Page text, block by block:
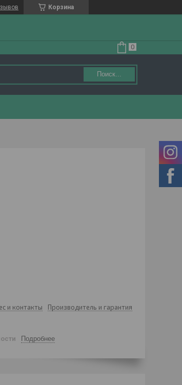
Корзина
Поиск...
и контакты Производитель и гарантия
Подробнее